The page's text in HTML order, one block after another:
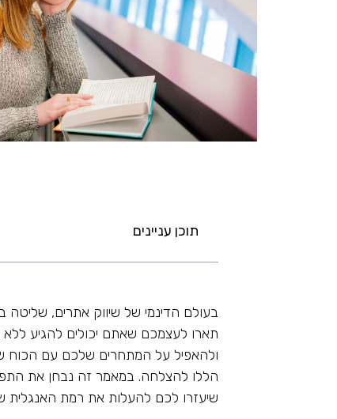
תוכן עניינים
בעולם הדינמי של שיווק אתרים,
תארו לעצמכם שאתם יכולים להגיע
ולהאפיל על המתחרים שלכם עם
הללו להצלחה. במאמר זה נבחן את
שיעזרו לכם להעלות את רמת האנגלית